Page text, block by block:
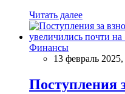
Читать далее
Финансы
13 февраль 2025,
Поступления